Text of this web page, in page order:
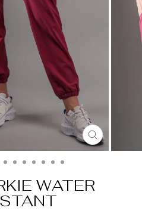
CERRAR
(ESC)
WATER